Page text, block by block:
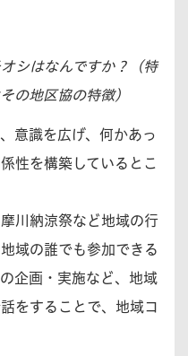
シはなんですか？（特
の地区協の特徴）
意識を広げ、何かあっ
性を構築しているとこ
川納涼祭など地域の行
域の誰でも参加できる
企画・実施など、地域
をすることで、地域コ